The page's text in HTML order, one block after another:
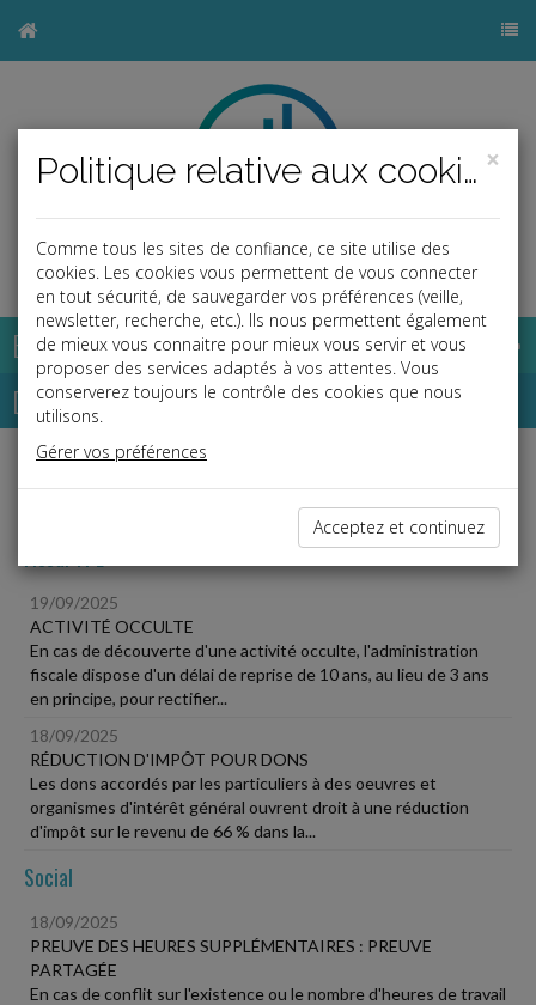
Base documentaire
Dépêches
Liste des dernières dépêches
19/09/2025
ACTIVITÉ OCCULTE
En cas de découverte d'une activité occulte, l'administration
fiscale dispose d'un délai de reprise de 10 ans, au lieu de 3 ans
en principe, pour rectifier...
18/09/2025
RÉDUCTION D'IMPÔT POUR DONS
Les dons accordés par les particuliers à des oeuvres et
organismes d'intérêt général ouvrent droit à une réduction
d'impôt sur le revenu de 66 % dans la...
Social
18/09/2025
PREUVE DES HEURES SUPPLÉMENTAIRES : PREUVE
PARTAGÉE
En cas de conflit sur l'existence ou le nombre d'heures de travail
×
Politique relative aux cookies
Comme tous les sites de confiance, ce site utilise des
cookies. Les cookies vous permettent de vous connecter
en tout sécurité, de sauvegarder vos préférences (veille,
newsletter, recherche, etc.). Ils nous permettent également
de mieux vous connaitre pour mieux vous servir et vous
proposer des services adaptés à vos attentes. Vous
conserverez toujours le contrôle des cookies que nous
utilisons.
Gérer vos préférences
Acceptez et continuez